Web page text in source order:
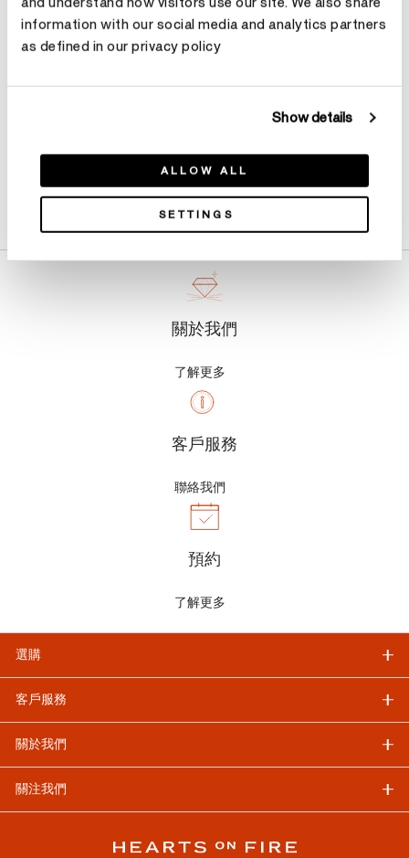
information with our social media and analytics partners
as defined in our privacy policy
Show details
ALLOW ALL
SETTINGS
預約鑑賞
產品詳情
關於我們
了解更多
客戶服務
聯絡我們
預約
了解更多
選購
客戶服務
關於我們
關注我們